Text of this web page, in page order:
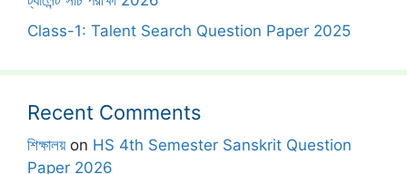
Class-1: Talent Search Question Paper 2025
Recent Comments
শিক্ষালয়on HS 4th Semester Sanskrit Question
Paper 2026